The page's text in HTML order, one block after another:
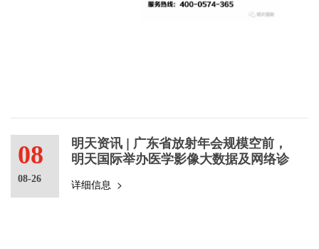
08
08-26
明天资讯 | 广东省放射年会规模空前，
明天国际举办医学影像大数据及网络诊
详细信息 >